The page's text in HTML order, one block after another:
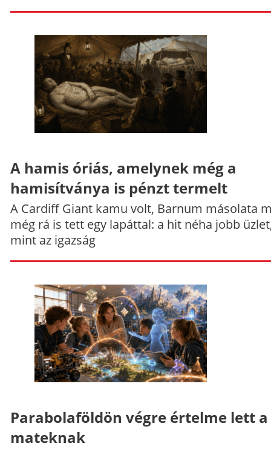
A hamis óriás, amelynek még a
hamisítványa is pénzt termelt
A Cardiff Giant kamu volt, Barnum másolata
még rá is tett egy lapáttal: a hit néha jobb
mint az igazság
Parabolaföldön végre értelme lett a
mateknak